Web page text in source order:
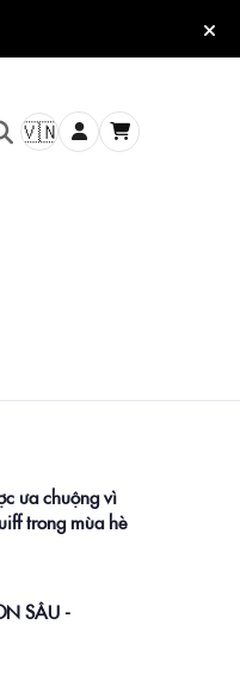
🇻🇳
ưa chuộng vì
trong mùa hè
SÂU -